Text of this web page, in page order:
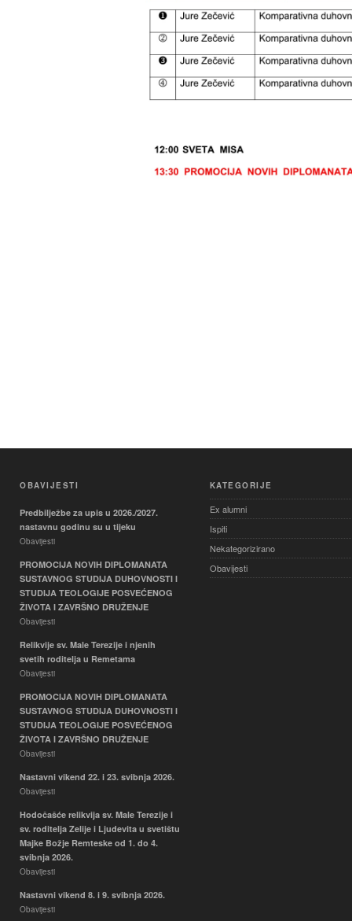
OBAVIJESTI
Predbilježbe za upis u 2026./2027.
nastavnu godinu su u tijeku
Obavijesti
PROMOCIJA NOVIH DIPLOMANATA
SUSTAVNOG STUDIJA DUHOVNOSTI I
STUDIJA TEOLOGIJE POSVEĆENOG
ŽIVOTA I ZAVRŠNO DRUŽENJE
Obavijesti
Relikvije sv. Male Terezije i njenih
svetih roditelja u Remetama
Obavijesti
PROMOCIJA NOVIH DIPLOMANATA
SUSTAVNOG STUDIJA DUHOVNOSTI I
STUDIJA TEOLOGIJE POSVEĆENOG
ŽIVOTA I ZAVRŠNO DRUŽENJE
Obavijesti
Nastavni vikend 22. i 23. svibnja 2026.
Obavijesti
Hodočašće relikvija sv. Male Terezije i
sv. roditelja Zelije i Ljudevita u svetištu
Majke Božje Remteske od 1. do 4.
svibnja 2026.
Obavijesti
Nastavni vikend 8. i 9. svibnja 2026.
Obavijesti
KATEGORIJE
Ex alumni
Ispiti
Nekategorizirano
Obavijesti